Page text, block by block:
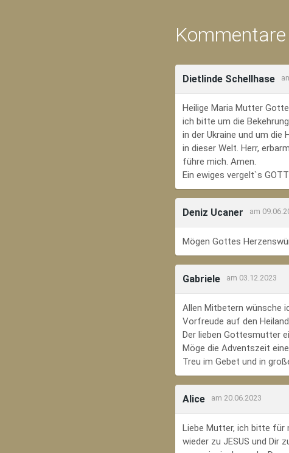
Dietlinde Schellhase
Heilige Maria Mutter
ich bitte um die
in der Ukraine und um die
in dieser Welt. Herr,
führe mich. Amen.
Ein ewiges vergelt`s GOTT
Deniz Ucaner am
Mögen Gottes
Gabriele am 03.12.2023
Allen Mitbetern wünsche
Vorfreude auf den
Der lieben Gottesmutter
Möge die Adventszeit
Treu im Gebet und in
Alice am 20.06.2023
Liebe Mutter, ich bitte für
wieder zu JESUS und Dir